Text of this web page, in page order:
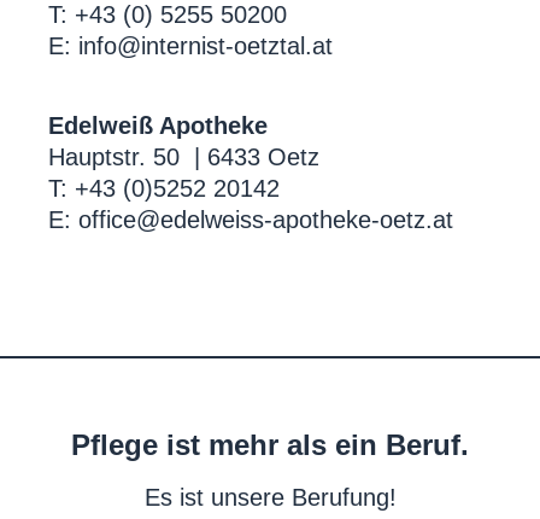
T: +43 (0) 5255 50200
E: info@internist-oetztal.at
Edelweiß Apotheke
Hauptstr. 50 | 6433 Oetz
T: +43 (0)5252 20142
E: office@edelweiss-apotheke-oetz.at
Pflege ist mehr als ein Beruf.
Es ist unsere Berufung!